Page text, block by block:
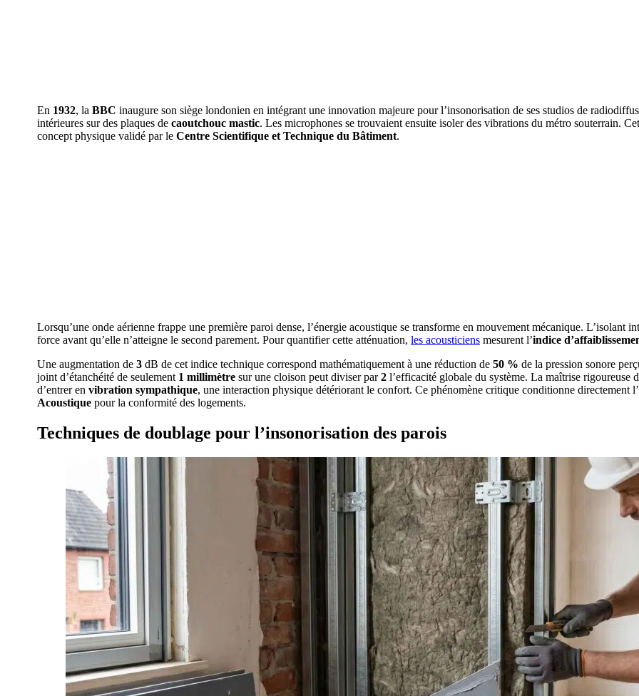
En 1932, la BBC inaugure son siège londonien en intégrant une innovation majeure pour l’insonorisation de ses studios de
intérieures sur des plaques de caoutchouc mastic. Les microphones se trouvaient ensuite isoler des vibrations du métro souterrain.
concept physique validé par le Centre Scientifique et Technique du Bâtiment.
Lorsqu’une onde aérienne frappe une première paroi dense, l’énergie acoustique se transforme en mouvement mécanique. L’isolant
force avant qu’elle n’atteigne le second parement. Pour quantifier cette atténuation, les acousticiens mesurent l’indice
Une augmentation de 3 dB de cet indice technique correspond mathématiquement à une réduction de 50 % de la pression sonore
joint d’étanchéité de seulement 1 millimètre sur une cloison peut diviser par2 l’efficacité globale du système. La maîtrise rigoureuse
d’entrer en vibration sympathique, une interaction physique détériorant le confort. Ce phénomène critique conditionne directement
Acoustique pour la conformité des logements.
Techniques de doublage pour l’insonorisation des parois